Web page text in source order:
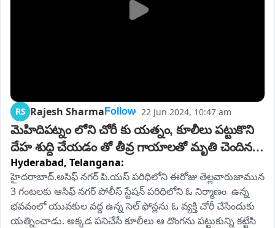
RS Rajesh Sharma Follow 22 Jun 2024, 10:47 am
మెహిదిపట్నం లోని చోరీ కు యత్నం, కూలీలు పట్టుకొని
దేహ శుద్ధి చేయడం తో తీవ్ర గాయాలతో మృతి చెందిన
దొంగ
Hyderabad, Telangana:
హైదరాబాద్.అసిఫ్ నగర్ పి.యస్ పరిధిలోని ఈరోజు తెల్లవారుజామున
3 గంటలకు ఆసిఫ్ నగర్ పోలీస్ స్టేషన్ పరిధిలోని ఓ నిర్మాణం  ఉన్న
భవవంలో యువకుల వద్ద ఉన్న సెల్ ఫోన్లను ఓ వ్యక్తి చోరీ చేసేందుకు
యత్నించాడు. అక్కడ పనిచేసే కూలీలు ఆ దొంగను పట్టుకున్ని కట్టేసి